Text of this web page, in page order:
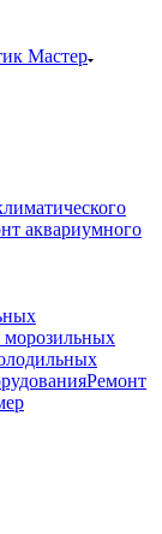
Мастер
аквариумного
морозильных
Ремонт